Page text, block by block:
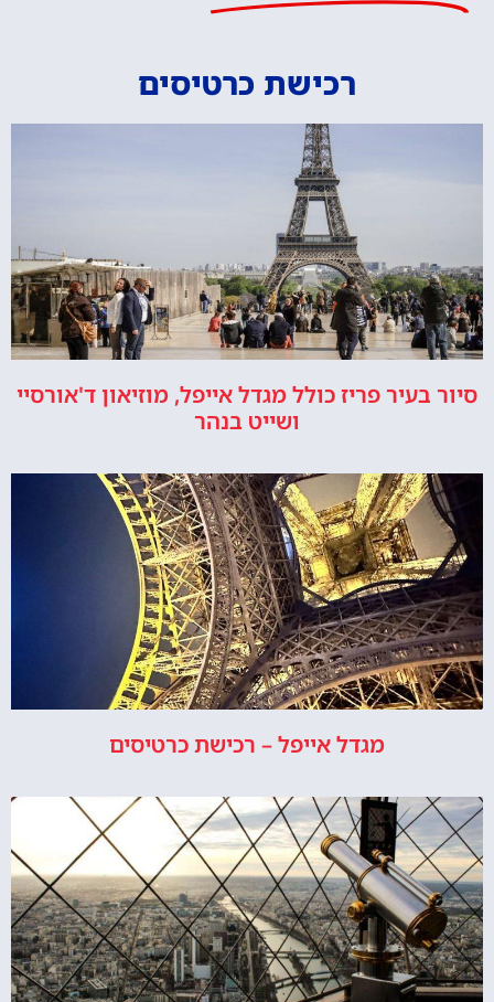
רכישת כרטיסים
סיור בעיר פריז כולל מגדל אייפל, מוזיאון ד'אורסיי
ושייט בנהר
מגדל אייפל – רכישת כרטיסים